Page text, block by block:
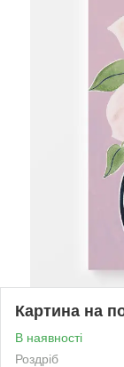
Картина на
В наявності
Роздріб